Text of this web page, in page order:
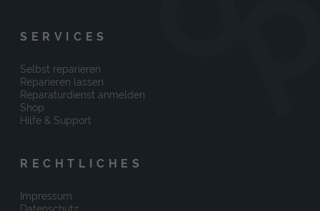
SERVICES
Selbst reparieren
Reparieren lassen
Reparaturdienst anmelden
Shop
Hilfe & Support
RECHTLICHES
Impressum
Datenschutz